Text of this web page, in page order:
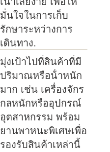
มั่นใจในการเก็บ
รักษาระหว่างการ
เดินทาง.
มุ่งเป้าไปที่สินค้าที่มี
ปริมาณหรือน้ําหนัก
มาก เช่น เครื่องจักร
กลหนักหรืออุปกรณ์
อุตสาหกรรม พร้อม
ยานพาหนะพิเศษเพื่อ
รองรับสินค้าเหล่านี้